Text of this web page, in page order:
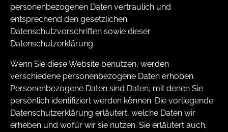
personenbezogenen Daten vertraulich und
entsprechend den gesetzlichen
Datenschutzvorschriften sowie dieser
Datenschutzerklärung.
Wenn Sie diese Website benutzen, werden
verschiedene personenbezogene Daten erhoben.
Personenbezogene Daten sind Daten, mit denen Sie
persönlich identifiziert werden können. Die vorliegende
Datenschutzerklärung erläutert, welche Daten wir
erheben und wofür wir sie nutzen. Sie erläutert auch,